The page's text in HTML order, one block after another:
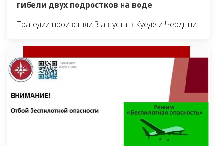
гибели двух подростков на воде
Трагедии произошли 3 августа в Куеде и Чердыни